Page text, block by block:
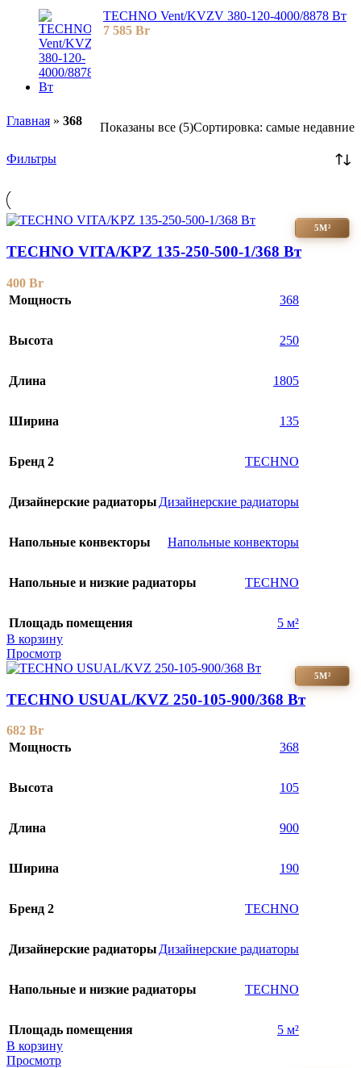
TECHNO Vent/KVZV 380-120-4000/8878 Вт
7 585 Br
Главная » 368 Показаны все (5)Сортировка: самые недавние
Фильтры
5М²
TECHNO VITA/KPZ 135-250-500-1/368 Вт
400 Br
Мощность
368
Высота 250
Длина 1805
Ширина 135
Бренд 2 TECHNO
Дизайнерские радиаторы Дизайнерские радиаторы
Напольные конвекторы Напольные конвекторы
Напольные и низкие радиаторы TECHNO
Площадь помещения
5 м²
В корзину
Просмотр
5М²
TECHNO USUAL/KVZ 250-105-900/368 Вт
682 Br
Мощность
368
Высота 105
Длина 900
Ширина 190
Бренд 2 TECHNO
Дизайнерские радиаторы Дизайнерские радиаторы
Напольные и низкие радиаторы TECHNO
Площадь помещения
5 м²
В корзину
Просмотр